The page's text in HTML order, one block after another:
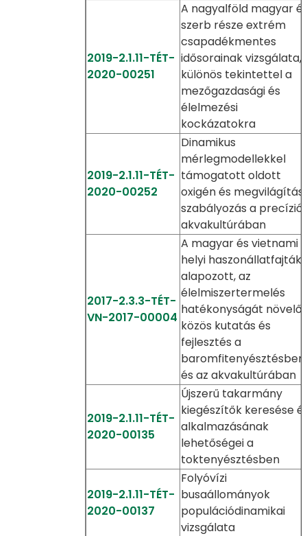
2019-2.1.11-TÉT-
2020-00251
A nagyalföld magyar
szerb része extrém
csapadékmentes
idősorainak vizsgálata,
különös tekintettel a
mezőgazdasági és
élelmezési
kockázatokra
2019-2.1.11-TÉT-
2020-00252
Dinamikus
mérlegmodellekkel
támogatott oldott
oxigén és megvilágítás
szabályozás a
akvakultúrában
2017-2.3.3-TÉT-
VN-2017-00004
A magyar és vietnami
helyi
alapozott, az
élelmiszertermelés
hatékonyságát növelő
közös kutatás és
fejlesztés a
baromfitenyésztésben
és az akvakultúrában
2019-2.1.11-TÉT-
2020-00135
Újszerű takarmány
kiegészítők keresése
alkalmazásának
lehetőségei a
toktenyésztésben
2019-2.1.11-TÉT-
2020-00137
Folyóvízi
busaállományok
populációdinamikai
vizsgálata